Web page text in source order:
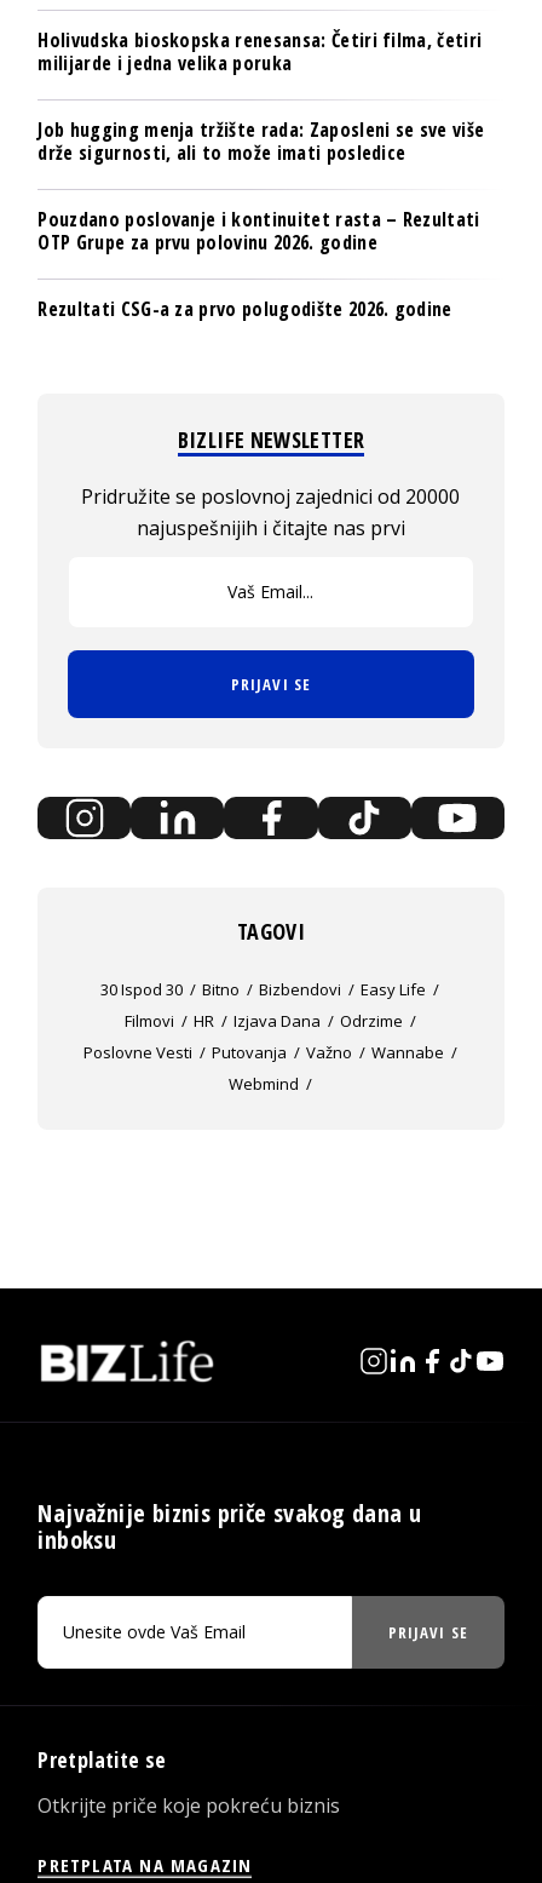
Holivudska bioskopska renesansa: Četiri filma, četiri
milijarde i jedna velika poruka
Job hugging menja tržište rada: Zaposleni se sve više
drže sigurnosti, ali to može imati posledice
Pouzdano poslovanje i kontinuitet rasta – Rezultati
OTP Grupe za prvu polovinu 2026. godine
Rezultati CSG-a za prvo polugodište 2026. godine
BIZLIFE NEWSLETTER
Pridružite se poslovnoj zajednici od 20000
najuspešnijih i čitajte nas prvi
PRIJAVI SE
TAGOVI
30 Ispod 30 Bitno Bizbendovi
Easy Life
Filmovi
HR Izjava Dana
Odrzime
Poslovne Vesti
Putovanja Važno
Wannabe
Webmind
Najvažnije biznis priče svakog dana u
inboksu
PRIJAVI SE
Pretplatite se
Otkrijte priče koje pokreću biznis
PRETPLATA NA MAGAZIN